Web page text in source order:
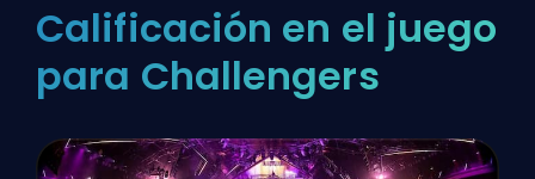
Calificación en el juego
para Challengers